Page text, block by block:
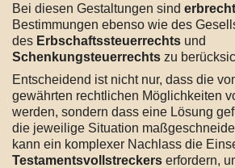
Bei diesen Gestaltungen sind
Bestimmungen ebenso wie des
des Erbschaftssteuerrechts und
Schenkungsteuerrechts zu
Entscheidend ist nicht nur, dass die
gewährten rechtlichen Möglichkeiten
werden, sondern dass eine Lösung
die jeweilige Situation
kann ein komplexer Nachlass die
Testamentsvollstreckers erfordern,